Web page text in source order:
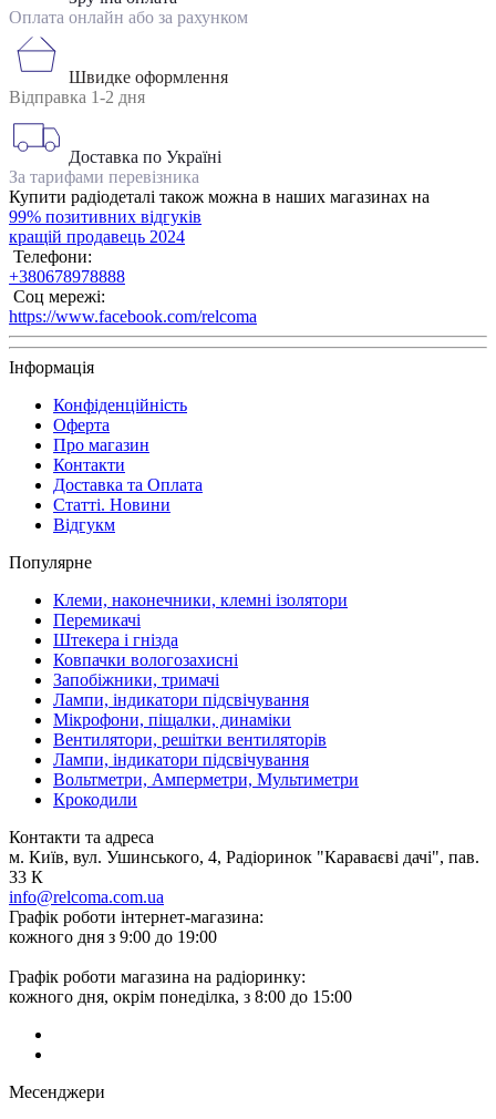
Оплата онлайн або за рахунком
Швидке оформлення
Відправка 1-2 дня
Доставка по Україні
За тарифами перевізника
Купити радіодеталі також можна в наших магазинах на
99% позитивних відгуків
кращій продавець 2024
Телефони:
+380678978888
Соц мережі:
https://www.facebook.com/relcoma
Інформація
Конфіденційність
Оферта
Про магазин
Контакти
Доставка та Оплата
Статті. Новини
Відгукм
Популярне
Клеми, наконечники, клемні ізолятори
Перемикачі
Штекера і гнізда
Ковпачки вологозахисні
Запобіжники, тримачі
Лампи, індикатори підсвічування
Мікрофони, піщалки, динаміки
Вентилятори, решітки вентиляторів
Лампи, індикатори підсвічування
Вольтметри, Амперметри, Мультиметри
Крокодили
Контакти та адреса
м. Київ, вул. Ушинського, 4, Радіоринок "Караваєві дачі", пав.
33 К
info@relcoma.com.ua
Графік роботи інтернет-магазина:
кожного дня з 9:00 до 19:00
Графік роботи магазина на радіоринку:
кожного дня, окрім понеділка, з 8:00 до 15:00
Месенджери